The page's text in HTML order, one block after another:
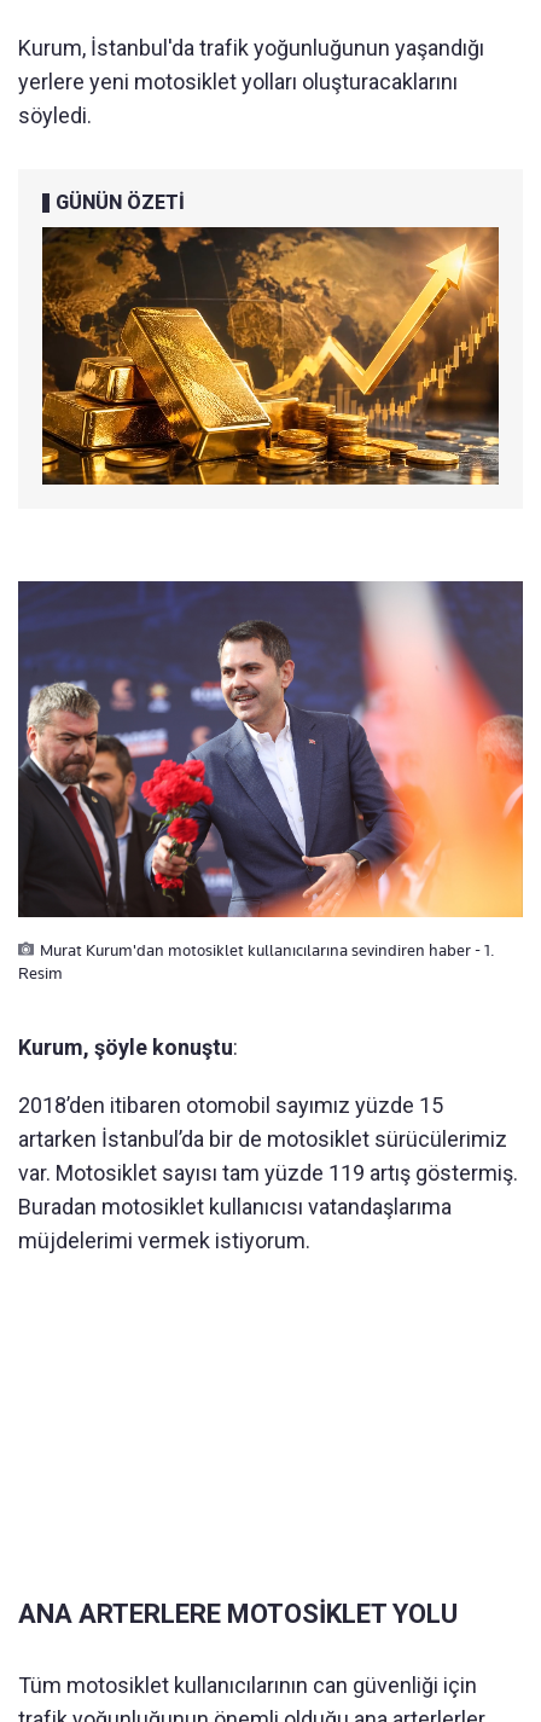
Kurum, İstanbul'da trafik yoğunluğunun yaşandığı
yerlere yeni motosiklet yolları oluşturacaklarını
söyledi.
GÜNÜN ÖZETİ
Murat Kurum'dan motosiklet kullanıcılarına sevindiren haber - 1.
Resim
Kurum, şöyle konuştu:
2018’den itibaren otomobil sayımız yüzde 15
artarken İstanbul’da bir de motosiklet sürücülerimiz
var. Motosiklet sayısı tam yüzde 119 artış göstermiş.
Buradan motosiklet kullanıcısı vatandaşlarıma
müjdelerimi vermek istiyorum.
ANA ARTERLERE MOTOSİKLET YOLU
Tüm motosiklet kullanıcılarının can güvenliği için